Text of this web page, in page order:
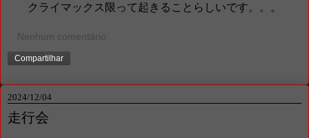
クライマックス限って起きることらしいです。。。
Nenhum comentário:
Compartilhar
2024/12/04
走行会